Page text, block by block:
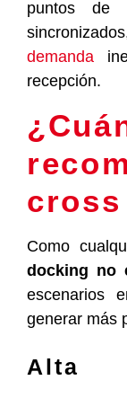
puntos de
demanda
recepción.
Como
docking no
escenarios
generar más
Alta